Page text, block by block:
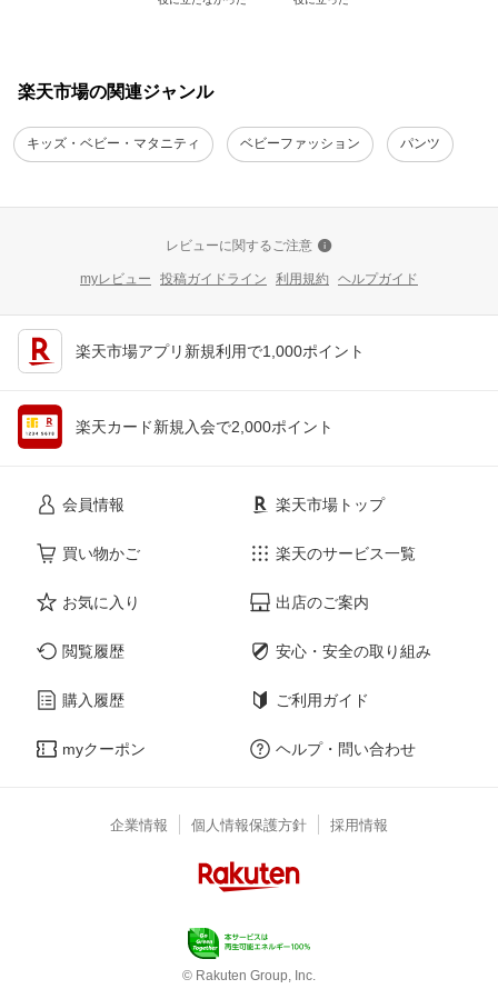
楽天市場の関連ジャンル
キッズ・ベビー・マタニティ ベビーファッション パンツ
レビューに関するご注意
myレビュー 投稿ガイドライン 利用規約 ヘルプガイド
楽天市場アプリ新規利用で1,000ポイント
楽天カード新規入会で2,000ポイント
会員情報
買い物かご
お気に入り
閲覧履歴
購入履歴
myクーポン
楽天市場トップ
楽天のサービス一覧
出店のご案内
安心・安全の取り組み
ご利用ガイド
ヘルプ・問い合わせ
企業情報 個人情報保護方針 採用情報
© Rakuten Group, Inc.